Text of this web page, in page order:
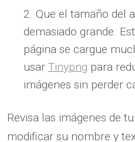
Que el tamaño del
demasiado grande.
página se cargue
usar Tinypng para
imágenes sin perder
Revisa las imágenes de
modificar su nombre y